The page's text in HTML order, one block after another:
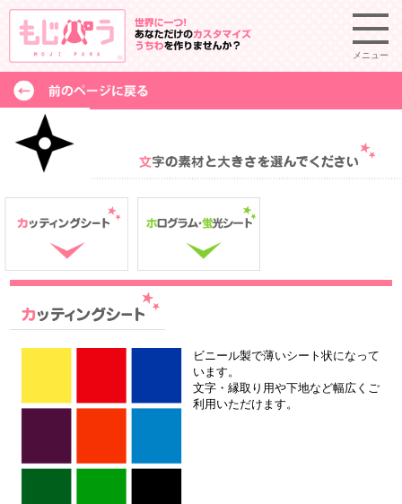
メニュー
ビニール製で薄いシート状になって
います。
文字・縁取り用や下地など幅広くご
利用いただけます。